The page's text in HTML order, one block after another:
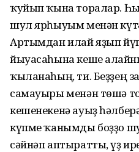
ҡуйып ҡына торалар.
шул ярһыуым менән
Артымдан илай яҙып
йыуасаһына кеше
ҡыла­наһың, ти. Беҙ­ҙең
самауыры менән төшә
кешенекенә ауыҙ
күпме ҡанымды боҙҙо
сәйнәп аптыратты, үҙ